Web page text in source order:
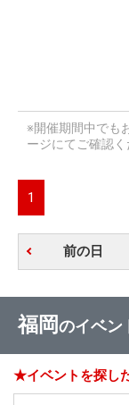
※開催期間中でも
ージにてご確認く
1
前の日
福岡のイベン
★イベントを探し